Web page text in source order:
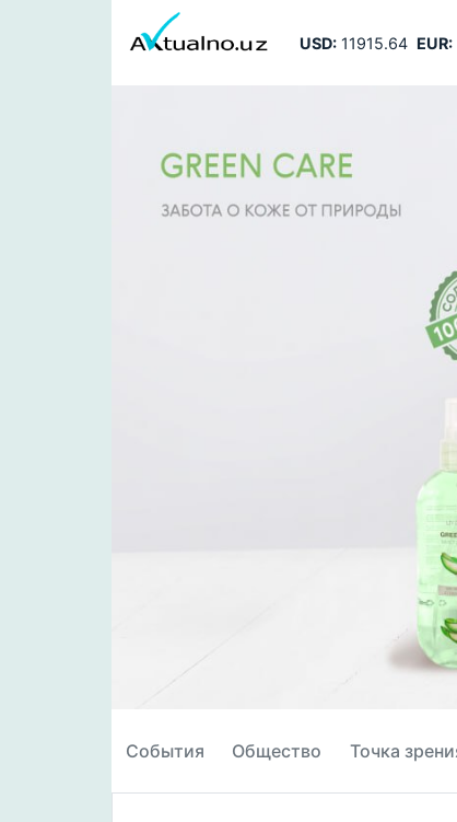
USD:11915.64 EUR:
События Общество Точка